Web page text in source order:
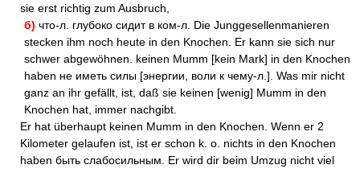
sie erst richtig zum Ausbruch,
б) что-л. глубоко сидит в ком-л. Die Junggesellenmanieren
stecken ihm noch heute in den Knochen. Er kann sie sich nur
schwer abgewöhnen. keinen Mumm [kein Mark] in den Knochen
haben не иметь силы [энергии, воли к чему-л.]. Was mir nicht
ganz an ihr gefällt, ist, daß sie keinen [wenig] Mumm in den
Knochen hat, immer nachgibt.
Er hat überhaupt keinen Mumm in den Knochen. Wenn er 2
Kilometer gelaufen ist, ist er schon k. o. nichts in den Knochen
haben быть слабосильным. Er wird dir beim Umzug nicht viel